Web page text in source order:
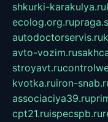
shkurki-karakulya.ru
ecolog.org.ru
autodoctorservis.ru
avto-vozim.ru
stroyavt.ru
kvotka.ruiron-
associaciya39.ru
cpt21.ruispecspb.ru